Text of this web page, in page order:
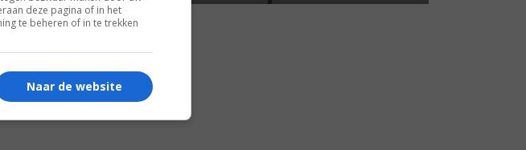
deze pagina of in het
te beheren of in te trekken
Naar de website